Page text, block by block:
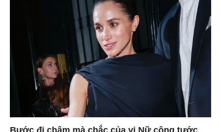
Bước đi chậm mà chắc của vị Nữ công tước